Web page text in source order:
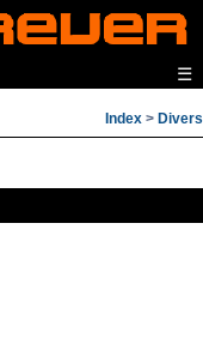
☰
Index > Divers